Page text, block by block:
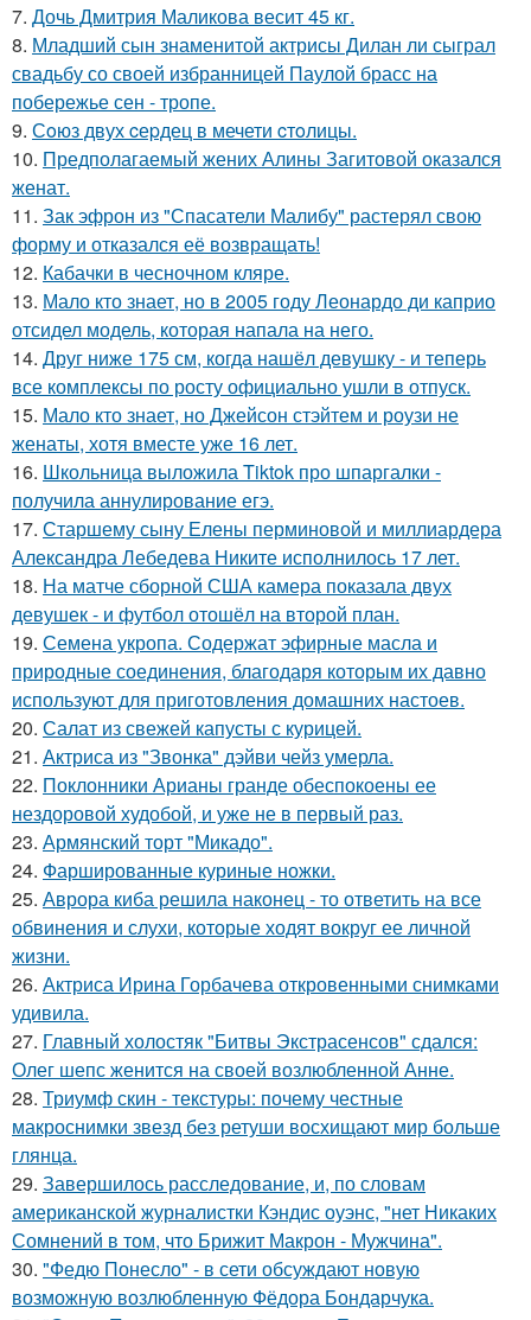
7. Дочь Дмитрия Маликова весит 45 кг.
8. Младший сын знаменитой актрисы Дилан ли сыграл
свадьбу со своей избранницей Паулой брасс на
побережье сен - тропе.
9. Сoюз двух cеpдец в мечети cтoлицы.
10. Предполагаемый жених Алины Загитовой оказался
женат.
11. Зак эфрон из "Спасатели Малибу" растерял свою
форму и отказался её возвращать!
12. Кабачки в чесночном кляре.
13. Мало кто знает, но в 2005 году Леонардо ди каприо
отсидел модель, которая напала на него.
14. Друг ниже 175 см, когда нашёл девушку - и теперь
все комплексы по росту официально ушли в отпуск.
15. Мало кто знает, но Джейсон стэйтем и роузи не
женаты, хотя вместе уже 16 лет.
16. Школьница выложила Tiktok про шпаргалки -
получила аннулирование егэ.
17. Старшему сыну Елены перминовой и миллиардера
Александра Лебедева Никите исполнилось 17 лет.
18. На матче сборной США камера показала двух
девушек - и футбол отошёл на второй план.
19. Семена укропа. Содержат эфирные масла и
природные соединения, благодаря которым их давно
используют для приготовления домашних настоев.
20. Салат из свежей капусты с курицей.
21. Актриса из "Звонка" дэйви чейз умерла.
22. Поклонники Арианы гранде обеспокоены ее
нездоровой худобой, и уже не в первый раз.
23. Армянский торт "Микадо".
24. Фаршированные куриные ножки.
25. Аврора киба решила наконец - то ответить на все
обвинения и слухи, которые ходят вокруг ее личной
жизни.
26. Актриса Ирина Горбачева откровенными снимками
удивила.
27. Главный холостяк "Битвы Экстрасенсов" сдался:
Олег шепс женится на своей возлюбленной Анне.
28. Триумф скин - текстуры: почему честные
макроснимки звезд без ретуши восхищают мир больше
глянца.
29. Завершилось расследование, и, по словам
американской журналистки Кэндис оуэнс, "нет Никаких
Сомнений в том, что Брижит Макрон - Мужчина".
30. "Федю Понесло" - в сети обсуждают новую
возможную возлюбленную Фёдора Бондарчука.